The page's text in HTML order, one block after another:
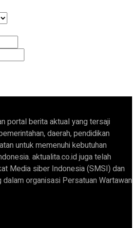
portal berita aktual yang tersaji
daerah, pendidikan
untuk memenuhi kebutuhan
aktualita.co.id juga telah
Media siber Indonesia (SMSI) dan
organisasi Persatuan Wartawan